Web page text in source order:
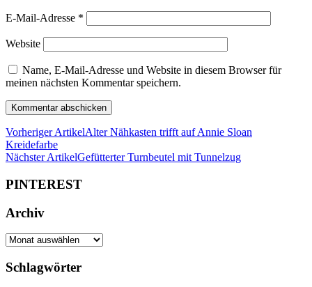
E-Mail-Adresse *
Website
Name, E-Mail-Adresse und Website in diesem Browser für
meinen nächsten Kommentar speichern.
Vorheriger ArtikelAlter Nähkasten trifft auf Annie Sloan
Kreidefarbe
Nächster ArtikelGefütterter Turnbeutel mit Tunnelzug
PINTEREST
Archiv
Archiv
Schlagwörter